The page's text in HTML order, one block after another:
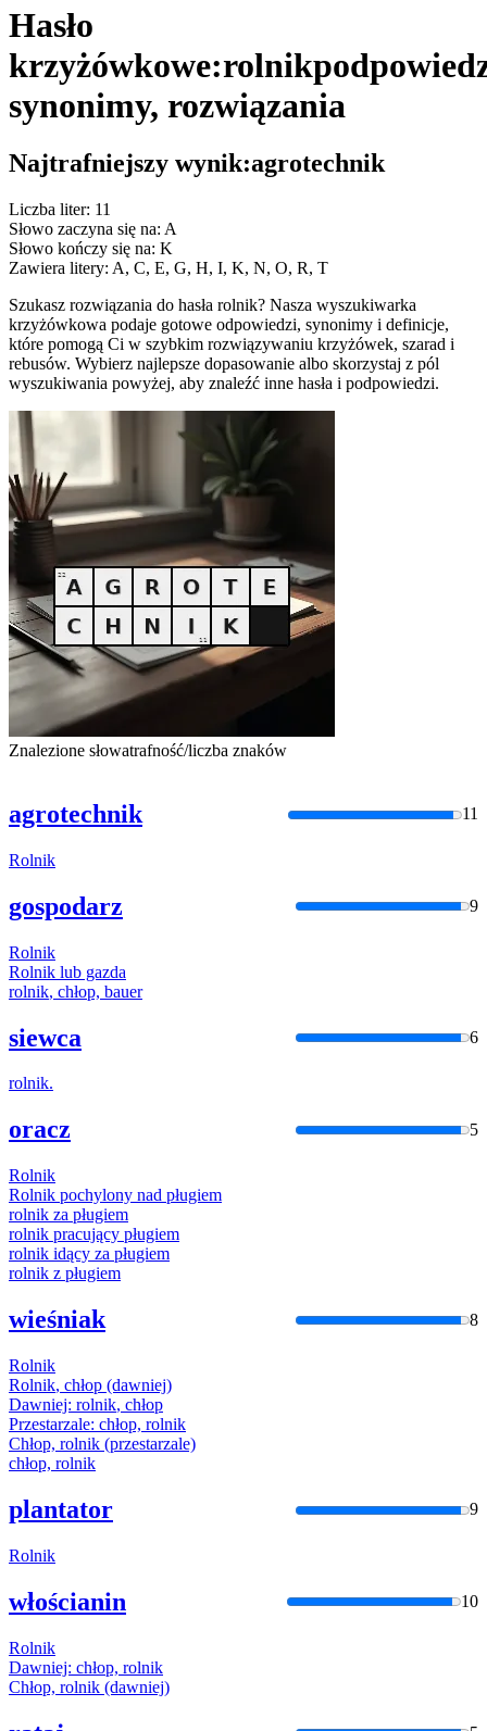
Hasło
krzyżówkowe:rolnik
synonimy, rozwiązania
Najtrafniejszy wynik:agrotechnik
Liczba liter: 11
Słowo zaczyna się na: A
Słowo kończy się na: K
Zawiera litery: A, C, E, G, H, I, K, N, O, R, T
Szukasz rozwiązania do hasła rolnik? Nasza wyszukiwarka
krzyżówkowa podaje gotowe odpowiedzi, synonimy i definicje,
które pomogą Ci w szybkim rozwiązywaniu krzyżówek, szarad i
rebusów. Wybierz najlepsze dopasowanie albo skorzystaj z pól
wyszukiwania powyżej, aby znaleźć inne hasła i podpowiedzi.
Znalezione słowatrafność/liczba znaków
agrotechnik 11
Rolnik
gospodarz 9
Rolnik
Rolnik lub gazda
rolnik, chłop, bauer
siewca 6
rolnik.
oracz 5
Rolnik
Rolnik pochylony nad pługiem
rolnik za pługiem
rolnik pracujący pługiem
rolnik idący za pługiem
rolnik z pługiem
wieśniak 8
Rolnik
Rolnik, chłop (dawniej)
Dawniej: rolnik, chłop
Przestarzale: chłop, rolnik
Chłop, rolnik (przestarzale)
chłop, rolnik
plantator 9
Rolnik
włościanin 10
Rolnik
Dawniej: chłop, rolnik
Chłop, rolnik (dawniej)